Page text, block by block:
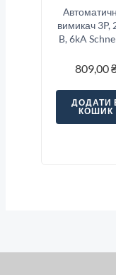
вимикач 3P,
B, 6kA
809,00
ДОДАТИ
КОШИК